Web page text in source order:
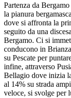
Partenza da
la pianura
dove si affronta la
seguito da una
Bergamo. Ci si
conducono in
su Pescate per
infine, attraverso
Bellagio dove inizia
al 14% su strada
veloce, si svolge per